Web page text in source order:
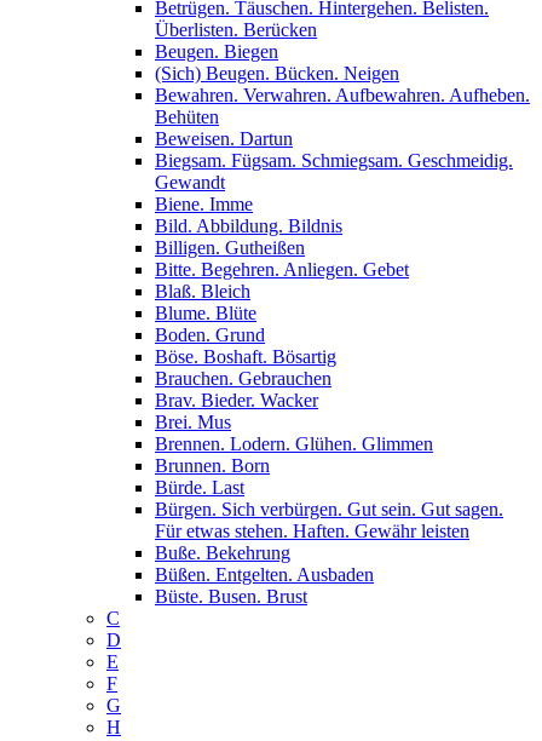
Betrügen. Täuschen. Hintergehen. Belisten.
Überlisten. Berücken
Beugen. Biegen
(Sich) Beugen. Bücken. Neigen
Bewahren. Verwahren. Aufbewahren. Aufheben.
Behüten
Beweisen. Dartun
Biegsam. Fügsam. Schmiegsam. Geschmeidig.
Gewandt
Biene. Imme
Bild. Abbildung. Bildnis
Billigen. Gutheißen
Bitte. Begehren. Anliegen. Gebet
Blaß. Bleich
Blume. Blüte
Boden. Grund
Böse. Boshaft. Bösartig
Brauchen. Gebrauchen
Brav. Bieder. Wacker
Brei. Mus
Brennen. Lodern. Glühen. Glimmen
Brunnen. Born
Bürde. Last
Bürgen. Sich verbürgen. Gut sein. Gut sagen.
Für etwas stehen. Haften. Gewähr leisten
Buße. Bekehrung
Büßen. Entgelten. Ausbaden
Büste. Busen. Brust
C
D
E
F
G
H